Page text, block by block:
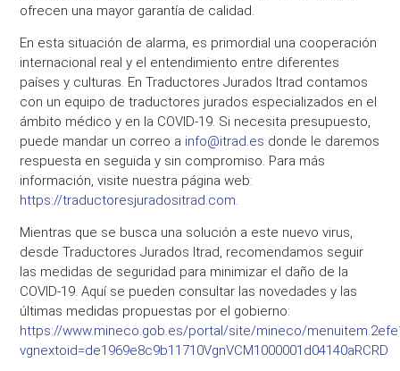
ofrecen una mayor garantía de calidad.
En esta situación de alarma, es primordial una cooperación
internacional real y el entendimiento entre diferentes
países y culturas. En Traductores Jurados Itrad contamos
con un equipo de traductores jurados especializados en el
ámbito médico y en la COVID-19. Si necesita presupuesto,
puede mandar un correo a info@itrad.es donde le daremos
respuesta en seguida y sin compromiso. Para más
información, visite nuestra página web:
https://traductoresjuradositrad.com.
Mientras que se busca una solución a este nuevo virus,
desde Traductores Jurados Itrad, recomendamos seguir
las medidas de seguridad para minimizar el daño de la
COVID-19. Aquí se pueden consultar las novedades y las
últimas medidas propuestas por el gobierno:
https://www.mineco.gob.es/portal/site/mineco/
vgnextoid=de1969e8c9b11710VgnVCM1000001d04140aRCRD